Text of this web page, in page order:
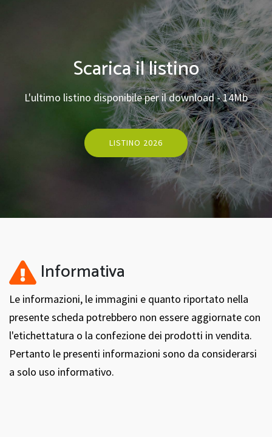
Scarica il listino
L'ultimo listino disponibile per il download - 14Mb
LISTINO 2026
Informativa
Le informazioni, le immagini e quanto riportato nella
presente scheda potrebbero non essere aggiornate con
l'etichettatura o la confezione dei prodotti in vendita.
Pertanto le presenti informazioni sono da considerarsi
a solo uso informativo.